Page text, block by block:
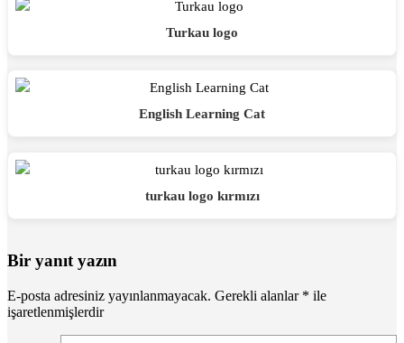
Turkau logo
English Learning Cat
turkau logo kırmızı
Bir yanıt yazın
E-posta adresiniz yayınlanmayacak. Gerekli alanlar * ile
işaretlenmişlerdir